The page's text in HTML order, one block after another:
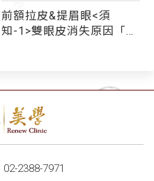
前額拉皮&提眉眼<須
知-1>雙眼皮消失原因「有
一個才對？
02-2388-7971